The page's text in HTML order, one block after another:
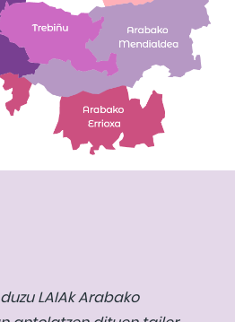
LAIAk Arabako